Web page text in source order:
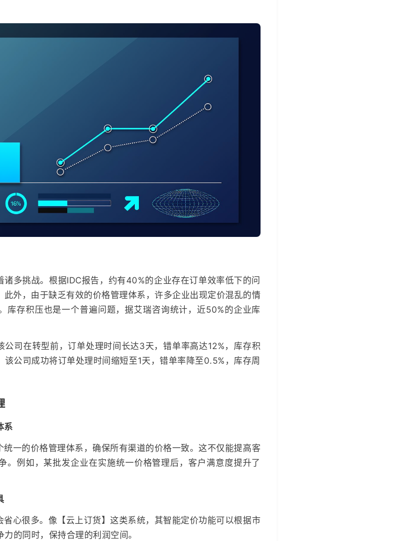
诸多挑战。根据IDC报告，约有40%的企业存在订单效率低下的问
外，由于缺乏有效的价格管理体系，许多企业出现定价混乱的情
库存积压也是一个普遍问题，据艾瑞咨询统计，近50%的企业库
公司在转型前，订单处理时间长达3天，错单率高达12%，库存积
该公司成功将订单处理时间缩短至1天，错单率降至0.5%，库存周
系
统一的价格管理体系，确保所有渠道的价格一致。这不仅能提高客
。例如，某批发企业在实施统一价格管理后，客户满意度提升了
心很多。像【云上订货】这类系统，其智能定价功能可以根据市
的同时，保持合理的利润空间。